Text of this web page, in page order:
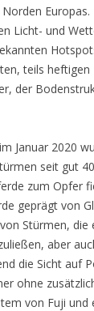
Norden
Licht- und
teils heftigen
der
Januar 2020
seit gut
zum Opfer
geprägt von
Stürmen, die
aber
die Sicht auf
ohne
von Fuji